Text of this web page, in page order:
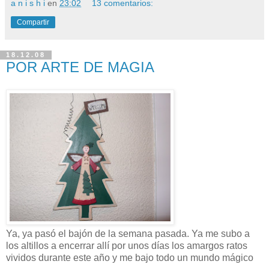
a n i s h i en 23:02 13 comentarios:
Compartir
18.12.08
POR ARTE DE MAGIA
Ya, ya pasó el bajón de la semana pasada. Ya me subo a
los altillos a encerrar allí por unos días los amargos ratos
vividos durante este año y me bajo todo un mundo mágico